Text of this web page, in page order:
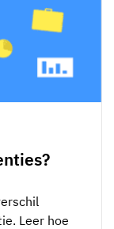
Leer hoe